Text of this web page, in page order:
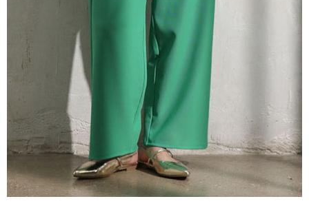
１．透過由恩沛科技股份有限公司提供之「AFTEE先享後付」服務完成之交
易，需依本服務之必要範圍內提供個人資料，並將交易相關給付款項請求債
權轉讓予恩沛科技股份有限公司。
２．關於個人資料處理事宜，請瀏覽以下網址：
https://aftee.tw/terms/#terms3
３．未成年的使用者請事先徵得法定代理人或監護人之同意方可使用
「AFTEE先享後付」，若未經同意申辦者引起之損失，本公司不負相關責
４．使用「AFTEE先享後付」時，將依據個別帳號之用戶狀況，依本公司即
時審查核予不同之上限額度；若仍有額度不足之情形，本公司將視審查結果
請求用戶進行身份認證。
５．嚴禁一人註冊多個帳號或使用他人資訊註冊。若發現惡意使用之情形，
恩沛科技股份有限公司將有權停止該用戶之使用額度並採取法律行動。
每筆NT$60，滿NT$1,500(含以上)免運費
每筆NT$60，滿NT$1,500(含以上)免運費
每筆NT$90，滿NT$1,500(含以上)免運費